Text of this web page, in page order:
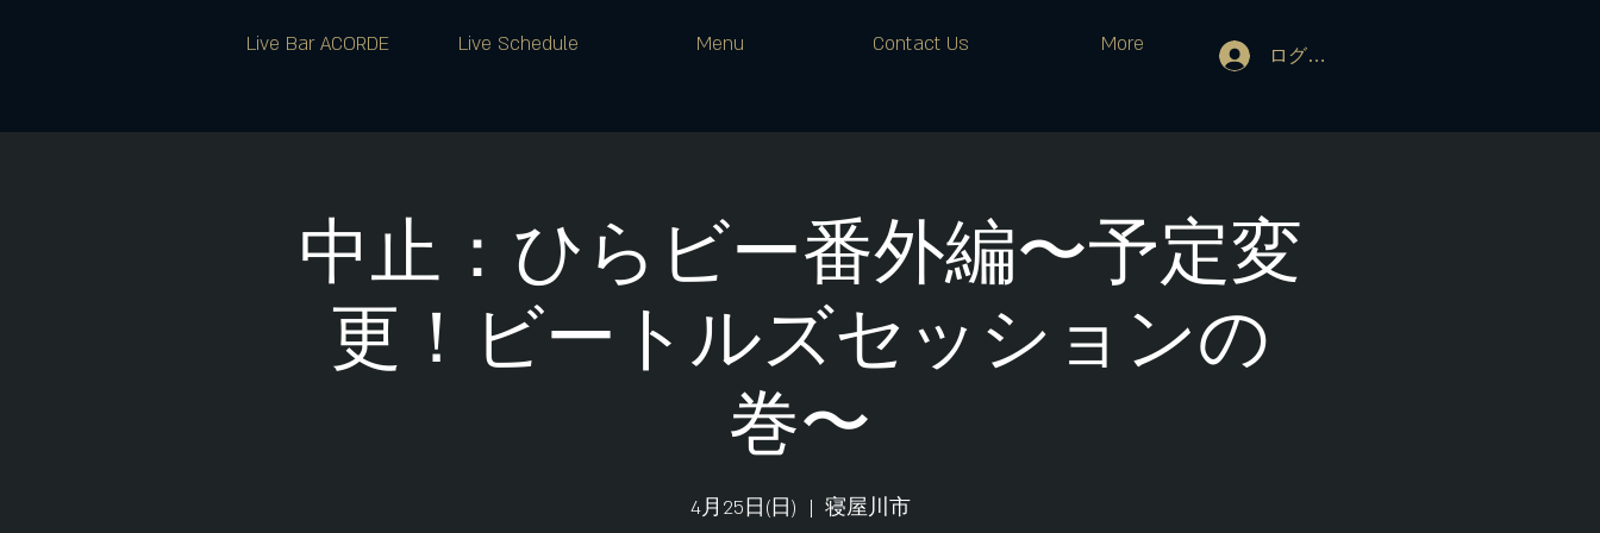
Live Bar ACORDE Live Schedule Menu Contact Us More ログイン
中止：ひらビー番外編〜予定変
更！ビートルズセッションの
巻〜
4月25日(日)
  |
寝屋川市